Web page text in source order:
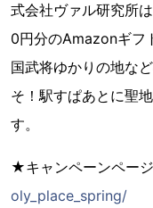
式会社ヴァル研究所
0円分のAmazonギフ
国武将ゆかりの地な
そ！駅すぱあとに聖
す。
★キャンペーンページ
oly_place_spring/